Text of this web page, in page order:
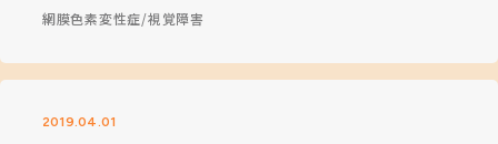
網膜色素変性症 視覚障害
2019.04.01